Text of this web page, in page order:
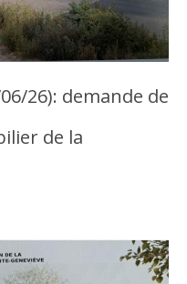
26): demande de
de la